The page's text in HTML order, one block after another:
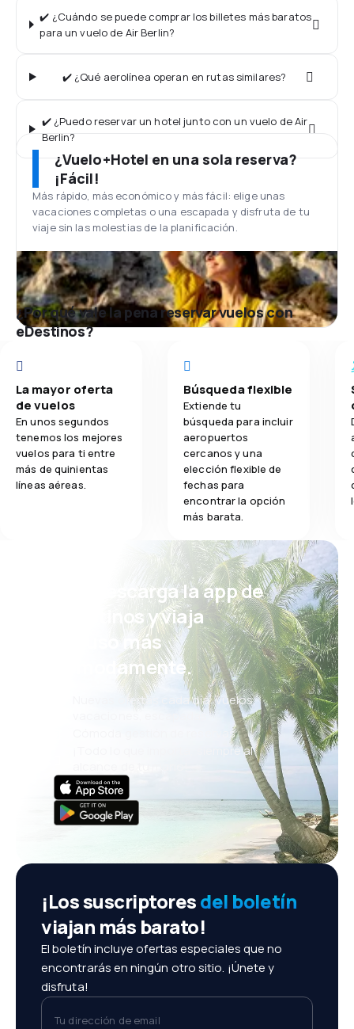
✔️ ¿Cuándo se puede comprar los billetes más baratos
para un vuelo de Air Berlin?
✔️ ¿Qué aerolínea operan en rutas similares?
✔️ ¿Puedo reservar un hotel junto con un vuelo de Air
Berlin?
¿Vuelo+Hotel en una sola reserva?
¡Fácil!
Más rápido, más económico y más fácil: elige unas
vacaciones completas o una escapada y disfruta de tu
viaje sin las molestias de la planificación.
¿Por qué vale la pena reservar vuelos con
eDestinos?
La mayor oferta
de vuelos
En unos segundos
tenemos los mejores
vuelos para ti entre
más de quinientas
líneas aéreas.
Búsqueda flexible
Extiende tu
búsqueda para incluir
aeropuertos
cercanos y una
elección flexible de
fechas para
encontrar la opción
más barata.
¡Eh! Descarga la app de
eDestinos y viaja
incluso más
cómodamente.
Nuevas ofertas cada día: vuelos,
vacaciones, escapadas
Cómoda gestión de reservas
¡Todo lo que importa, siempre al
¡Los suscriptoresdel boletín
viajan más barato!
El boletín incluye ofertas especiales que no
encontrarás en ningún otro sitio. ¡Únete y
disfruta!
Tu dirección de email